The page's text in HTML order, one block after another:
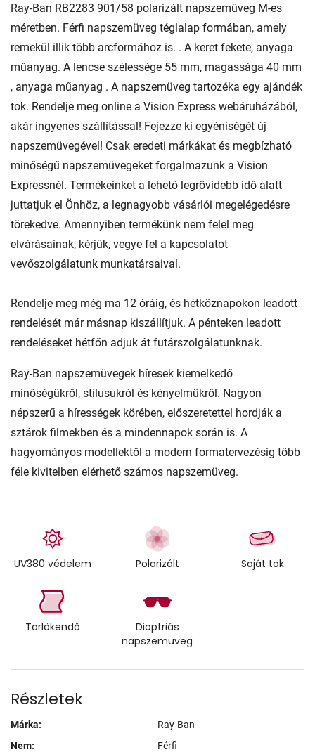
Ray-Ban RB2283 901/58 polarizált napszemüveg M-es
méretben. Férfi napszemüveg téglalap formában, amely
remekül illik több arcformához is. . A keret fekete, anyaga
műanyag. A lencse szélessége 55 mm, magassága 40 mm
, anyaga műanyag . A napszemüveg tartozéka egy ajándék
tok. Rendelje meg online a Vision Express webáruházából,
akár ingyenes szállítással! Fejezze ki egyéniségét új
napszemüvegével! Csak eredeti márkákat és megbízható
minőségű napszemüvegeket forgalmazunk a Vision
Expressnél. Termékeinket a lehető legrövidebb idő alatt
juttatjuk el Önhöz, a legnagyobb vásárlói megelégedésre
törekedve. Amennyiben termékünk nem felel meg
elvárásainak, kérjük, vegye fel a kapcsolatot
vevőszolgálatunk munkatársaival.
Rendelje meg még ma 12 óráig, és hétköznapokon leadott
rendelését már másnap kiszállítjuk. A pénteken leadott
rendeléseket hétfőn adjuk át futárszolgálatunknak.
Ray-Ban napszemüvegek híresek kiemelkedő
minőségükről, stílusukról és kényelmükről. Nagyon
népszerű a hírességek körében, előszeretettel hordják a
sztárok filmekben és a mindennapok során is. A
hagyományos modellektől a modern formatervezésig több
féle kivitelben elérhető számos napszemüveg.
UV380 védelem Polarizált Saját tok
Törlőkendő
Dioptriás
napszemüveg
Részletek
Márka:
Ray-Ban
Nem:
Férfi